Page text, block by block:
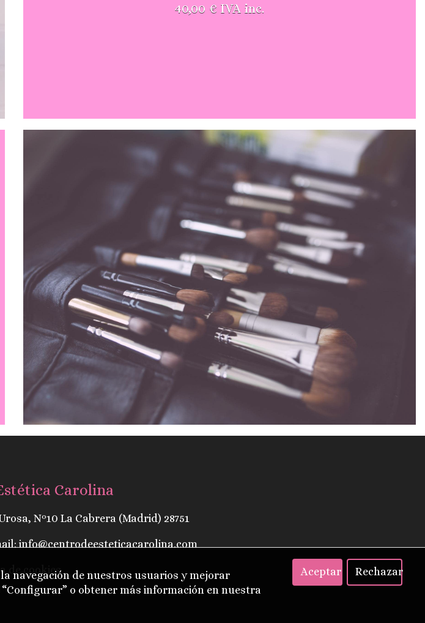
40,00 € IVA inc.
Carolina
Nº10 La Cabrera (Madrid) 28751
info@centrodeesteticacarolina.com
de cookies
navegación de nuestros usuarios y mejorar
o obtener más información en nuestra
Aceptar Rechazar